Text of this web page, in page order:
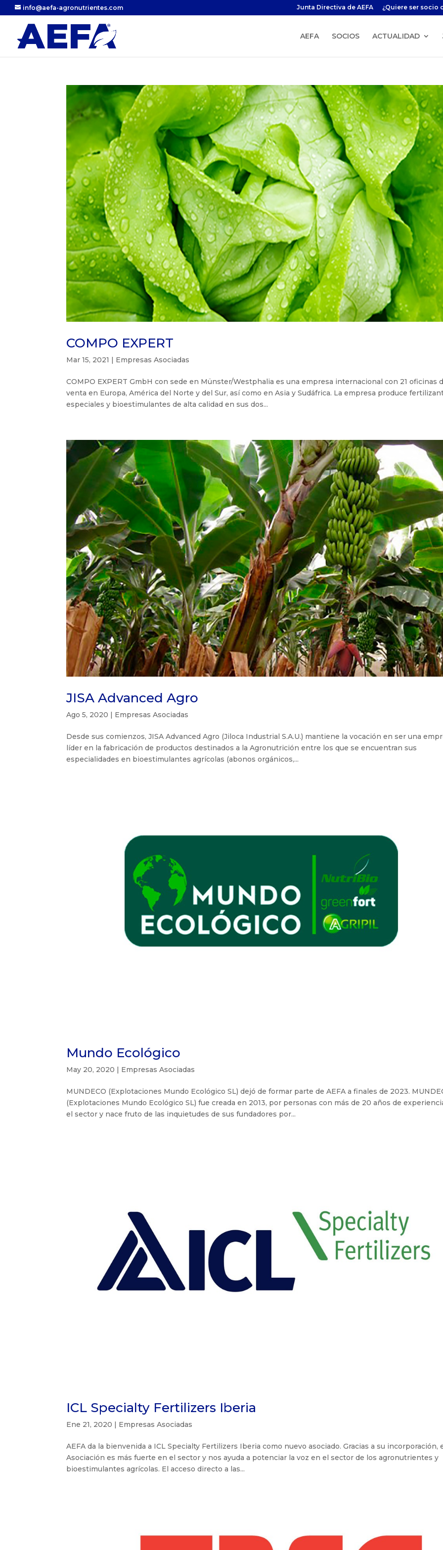
info@aefa-agronutrientes.com Junta Directiva de AEFA ¿Quiere ser socio
AEFA SOCIOS ACTUALIDAD
COMPO EXPERT
Mar 15, 2021 | Empresas Asociadas
COMPO EXPERT GmbH con sede en Münster/Westphalia es una empresa internacional con 21 oficinas
venta en Europa, América del Norte y del Sur, así como en Asia y Sudáfrica. La empresa produce
especiales y bioestimulantes de alta calidad en sus dos...
JISA Advanced Agro
Ago 5, 2020 | Empresas Asociadas
Desde sus comienzos, JISA Advanced Agro (Jiloca Industrial S.A.U.) mantiene la vocación en ser una
líder en la fabricación de productos destinados a la Agronutrición entre los que se encuentran sus
especialidades en bioestimulantes agrícolas (abonos orgánicos,...
Mundo Ecológico
May 20, 2020 | Empresas Asociadas
MUNDECO (Explotaciones Mundo Ecológico SL) dejó de formar parte de AEFA a finales de 2023.
(Explotaciones Mundo Ecológico SL) fue creada en 2013, por personas con más de 20 años de
el sector y nace fruto de las inquietudes de sus fundadores por...
ICL Specialty Fertilizers Iberia
Ene 21, 2020 | Empresas Asociadas
AEFA da la bienvenida a ICL Specialty Fertilizers Iberia como nuevo asociado. Gracias a su incorporación,
Asociación es más fuerte en el sector y nos ayuda a potenciar la voz en el sector de los agronutrientes y
bioestimulantes agrícolas. El acceso directo a las...